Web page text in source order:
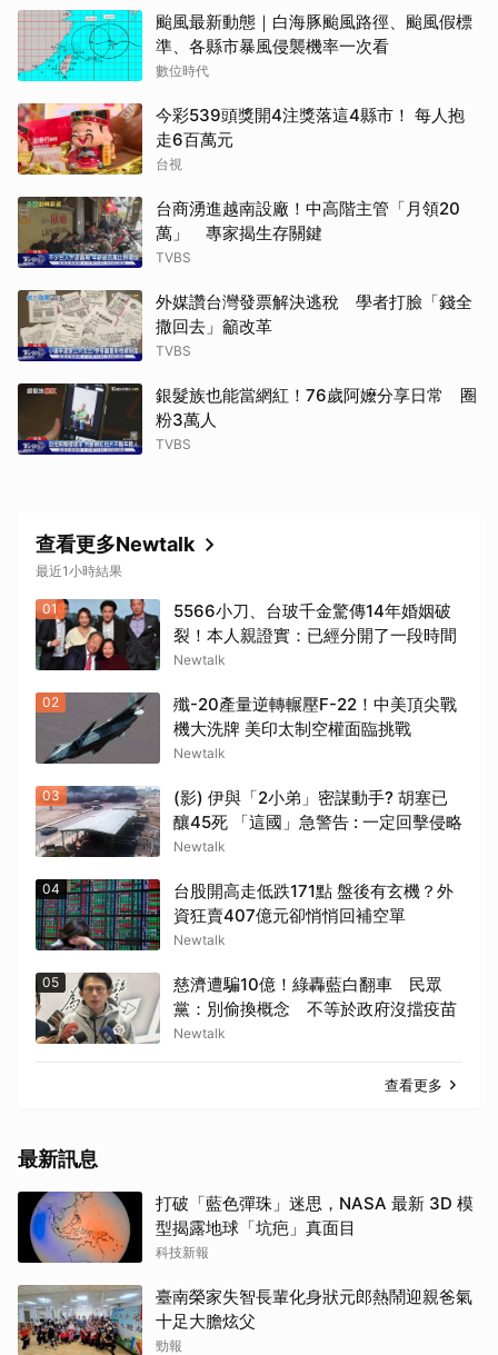
颱風最新動態｜白海豚颱風路徑、颱風假標
準、各縣市暴風侵襲機率一次看
數位時代
今彩539頭獎開4注獎落這4縣市！ 每人抱
走6百萬元
台視
台商湧進越南設廠！中高階主管「月領20
萬」 專家揭生存關鍵
TVBS
外媒讚台灣發票解決逃稅 學者打臉「錢全
撒回去」籲改革
TVBS
銀髮族也能當網紅！76歲阿嬤分享日常 圈
粉3萬人
TVBS
查看更多Newtalk
最近1小時結果
01
5566小刀、台玻千金驚傳14年婚姻破
裂！本人親證實：已經分開了一段時間
Newtalk
02
殲-20產量逆轉輾壓F-22！中美頂尖戰
機大洗牌 美印太制空權面臨挑戰
Newtalk
03
(影) 伊與「2小弟」密謀動手? 胡塞已
釀45死 「這國」急警告 : 一定回擊侵略
Newtalk
04
台股開高走低跌171點 盤後有玄機？外
資狂賣407億元卻悄悄回補空單
Newtalk
05
慈濟遭騙10億！綠轟藍白翻車 民眾
黨：別偷換概念 不等於政府沒擋疫苗
Newtalk
查看更多
最新訊息
打破「藍色彈珠」迷思，NASA 最新 3D 模
型揭露地球「坑疤」真面目
科技新報
臺南榮家失智長輩化身狀元郎熱鬧迎親爸氣
十足大膽炫父
勁報